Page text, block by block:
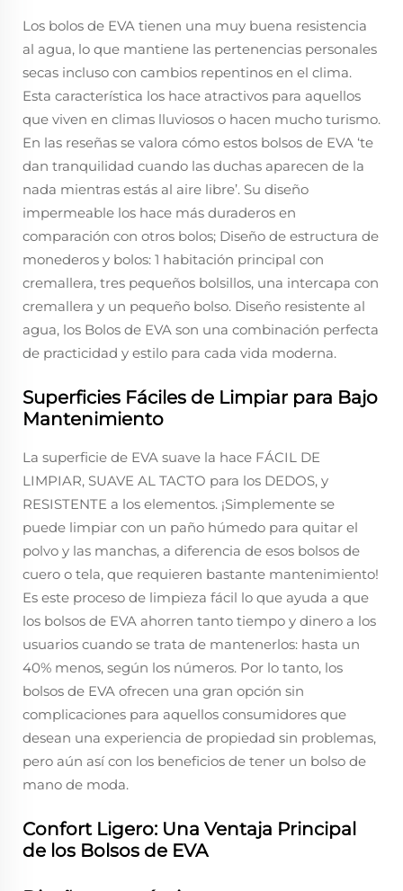
Los bolos de EVA tienen una muy buena resistencia
al agua, lo que mantiene las pertenencias personales
secas incluso con cambios repentinos en el clima.
Esta característica los hace atractivos para aquellos
que viven en climas lluviosos o hacen mucho turismo.
En las reseñas se valora cómo estos bolsos de EVA ‘te
dan tranquilidad cuando las duchas aparecen de la
nada mientras estás al aire libre’. Su diseño
impermeable los hace más duraderos en
comparación con otros bolos; Diseño de estructura de
monederos y bolos: 1 habitación principal con
cremallera, tres pequeños bolsillos, una intercapa con
cremallera y un pequeño bolso. Diseño resistente al
agua, los Bolos de EVA son una combinación perfecta
de practicidad y estilo para cada vida moderna.
Superficies Fáciles de Limpiar para Bajo
Mantenimiento
La superficie de EVA suave la hace FÁCIL DE
LIMPIAR, SUAVE AL TACTO para los DEDOS, y
RESISTENTE a los elementos. ¡Simplemente se
puede limpiar con un paño húmedo para quitar el
polvo y las manchas, a diferencia de esos bolsos de
cuero o tela, que requieren bastante mantenimiento!
Es este proceso de limpieza fácil lo que ayuda a que
los bolsos de EVA ahorren tanto tiempo y dinero a los
usuarios cuando se trata de mantenerlos: hasta un
40% menos, según los números. Por lo tanto, los
bolsos de EVA ofrecen una gran opción sin
complicaciones para aquellos consumidores que
desean una experiencia de propiedad sin problemas,
pero aún así con los beneficios de tener un bolso de
mano de moda.
Confort Ligero: Una Ventaja Principal
de los Bolsos de EVA